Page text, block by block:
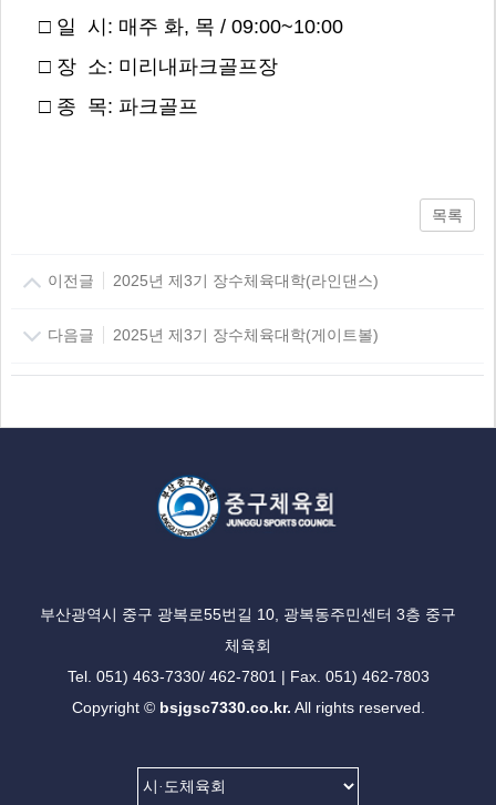
□ 일 시: 매주 화, 목 / 09:00~10:00
□ 장 소: 미리내파크골프장
□ 종 목: 파크골프
목록
이전글 2025년 제3기 장수체육대학(라인댄스)
다음글 2025년 제3기 장수체육대학(게이트볼)
부산광역시 중구 광복로55번길 10, 광복동주민센터 3층 중구
체육회
Tel. 051) 463-7330/ 462-7801 | Fax. 051) 462-7803
Copyright © bsjgsc7330.co.kr. All rights reserved.